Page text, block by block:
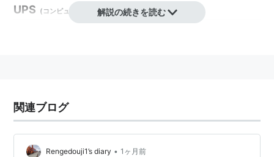
UPS ( コンピュータ ゆーぴーえす】
解説の続きを読む
関連ブログ
Rengedouji1’s diary • 1ヶ月前